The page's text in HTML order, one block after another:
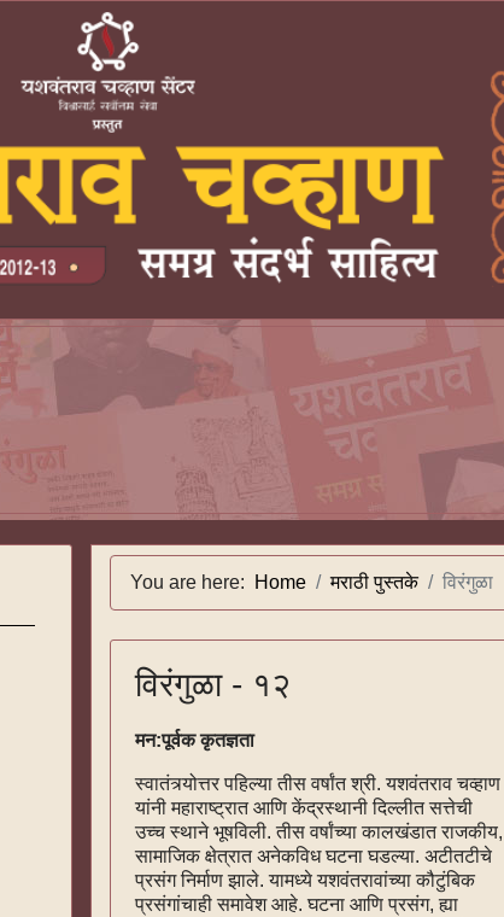
You are here: Home मराठी पुस्तके विरंगुळा
विरंगुळा - १२
मन:पूर्वक कृतज्ञता
स्वातंत्र्योत्तर पहिल्या तीस वर्षांत श्री. यशवंतराव चव्हाण
यांनी महाराष्ट्रात आणि केंद्रस्थानी दिल्लीत सत्तेची
उच्च स्थाने भूषविली. तीस वर्षांच्या कालखंडात राजकीय,
सामाजिक क्षेत्रात अनेकविध घटना घडल्या. अटीतटीचे
प्रसंग निर्माण झाले. यामध्ये यशवंतरावांच्या कौटुंबिक
प्रसंगांचाही समावेश आहे. घटना आणि प्रसंग, ह्या